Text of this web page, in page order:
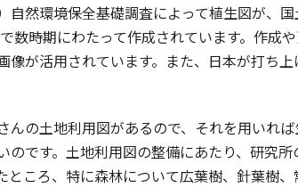
自然環境保全基礎調査によって植生図が、
数時期にわたって作成されています。作成
像が活用されています。また、日本が打ち
の土地利用図があるので、それを用いれ
のです。土地利用図の整備にあたり、研究
ところ、特に森林について広葉樹、針葉樹